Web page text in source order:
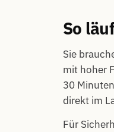
So
Sie
mit hoher
30
direkt im
Für